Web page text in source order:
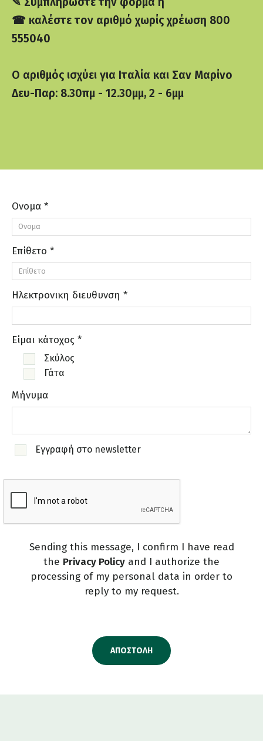
☎ καλέστε τον αριθμό χωρίς χρέωση 800
555040
Ο αριθμός ισχύει για Ιταλία και Σαν Μαρίνο
Δευ-Παρ: 8.30πμ - 12.30μμ, 2 - 6μμ
Ονομα *
Επίθετο *
Ηλεκτρονικη διευθυνση *
Είμαι κάτοχος *
Σκύλος
Γάτα
Μήνυμα
Εγγραφή στο newsletter
Sending this message, I confirm I have read
the Privacy Policy and I authorize the
processing of my personal data in order to
reply to my request.
ΑΠΟΣΤΟΛΉ